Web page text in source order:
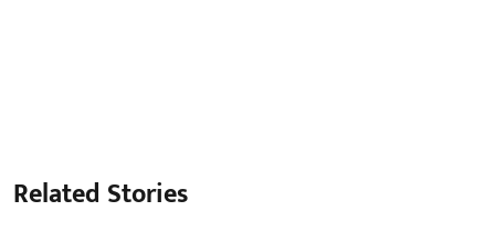
Related Stories